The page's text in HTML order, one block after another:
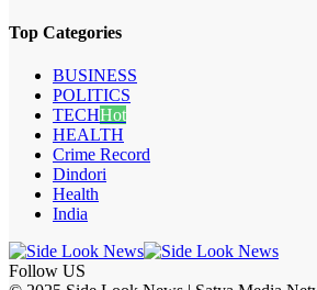
Top Categories
BUSINESS
POLITICS
TECHHot
HEALTH
Crime Record
Dindori
Health
India
Follow US